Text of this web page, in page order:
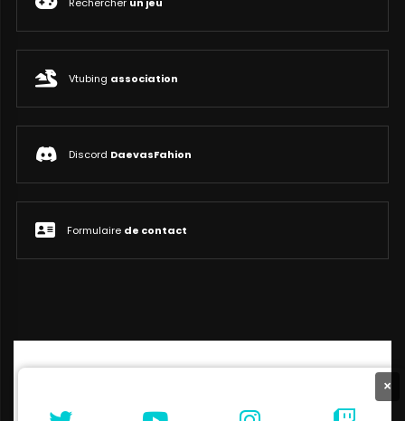
Vtubing association
Discord DaevasFahion
Formulaire de contact
×